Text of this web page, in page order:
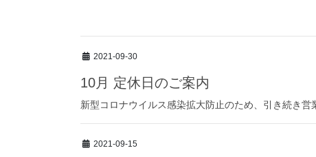
2021-09-30
10月 定休日のご案内
新型コロナウイルス感染拡大防止のため、引き続き
2021-09-15